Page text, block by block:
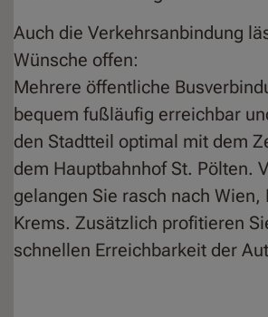
Auch die Verkehrsanbindung
Wünsche offen:
Mehrere öffentliche
bequem fußläufig erreichbar
den Stadtteil optimal mit dem
dem Hauptbahnhof St. Pölten.
gelangen Sie rasch nach Wien,
Krems. Zusätzlich profitieren
schnellen Erreichbarkeit der